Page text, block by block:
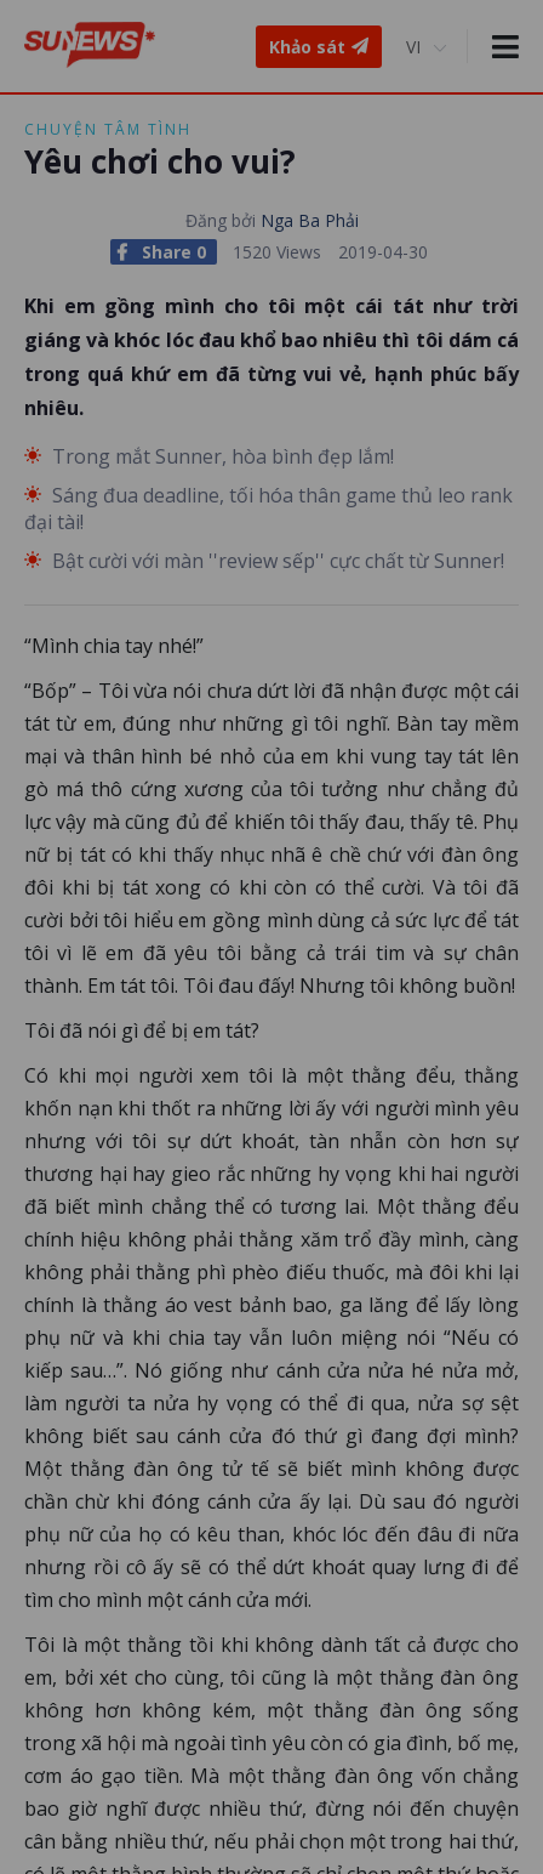
Khảo sát
CHUYỆN TÂM TÌNH
Yêu chơi cho vui?
Đăng bởi Nga Ba Phải
Share 0
1520 Views 2019-04-30
Khi em gồng mình cho tôi một cái tát như trời
giáng và khóc lóc đau khổ bao nhiêu thì tôi dám cá
trong quá khứ em đã từng vui vẻ, hạnh phúc bấy
nhiêu.
Trong mắt Sunner, hòa bình đẹp lắm!
Sáng đua deadline, tối hóa thân game thủ leo rank
đại tài!
Bật cười với màn ''review sếp'' cực chất từ Sunner!
“Mình chia tay nhé!”
“Bốp” – Tôi vừa nói chưa dứt lời đã nhận được một cái
tát từ em, đúng như những gì tôi nghĩ. Bàn tay mềm
mại và thân hình bé nhỏ của em khi vung tay tát lên
gò má thô cứng xương của tôi tưởng như chẳng đủ
lực vậy mà cũng đủ để khiến tôi thấy đau, thấy tê. Phụ
nữ bị tát có khi thấy nhục nhã ê chề chứ với đàn ông
đôi khi bị tát xong có khi còn có thể cười. Và tôi đã
cười bởi tôi hiểu em gồng mình dùng cả sức lực để tát
tôi vì lẽ em đã yêu tôi bằng cả trái tim và sự chân
thành. Em tát tôi. Tôi đau đấy! Nhưng tôi không buồn!
Tôi đã nói gì để bị em tát?
Có khi mọi người xem tôi là một thằng đểu, thằng
khốn nạn khi thốt ra những lời ấy với người mình yêu
nhưng với tôi sự dứt khoát, tàn nhẫn còn hơn sự
thương hại hay gieo rắc những hy vọng khi hai người
đã biết mình chẳng thể có tương lai. Một thằng đểu
chính hiệu không phải thằng xăm trổ đầy mình, càng
không phải thằng phì phèo điếu thuốc, mà đôi khi lại
chính là thằng áo vest bảnh bao, ga lăng để lấy lòng
phụ nữ và khi chia tay vẫn luôn miệng nói “Nếu có
kiếp sau…”. Nó giống như cánh cửa nửa hé nửa mở,
làm người ta nửa hy vọng có thể đi qua, nửa sợ sệt
không biết sau cánh cửa đó thứ gì đang đợi mình?
Một thằng đàn ông tử tế sẽ biết mình không được
chần chừ khi đóng cánh cửa ấy lại. Dù sau đó người
phụ nữ của họ có kêu than, khóc lóc đến đâu đi nữa
nhưng rồi cô ấy sẽ có thể dứt khoát quay lưng đi để
tìm cho mình một cánh cửa mới.
Tôi là một thằng tồi khi không dành tất cả được cho
em, bởi xét cho cùng, tôi cũng là một thằng đàn ông
không hơn không kém, một thằng đàn ông sống
trong xã hội mà ngoài tình yêu còn có gia đình, bố mẹ,
cơm áo gạo tiền. Mà một thằng đàn ông vốn chẳng
bao giờ nghĩ được nhiều thứ, đừng nói đến chuyện
cân bằng nhiều thứ, nếu phải chọn một trong hai thứ,